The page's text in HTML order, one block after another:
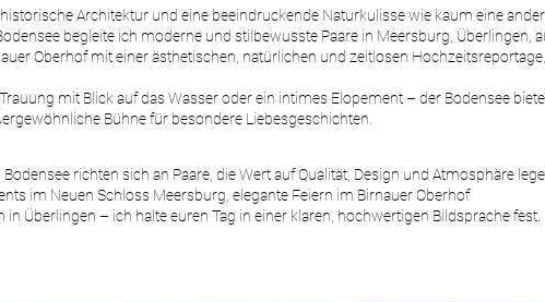
Architektur und eine beeindruckende Naturkulisse wie kaum eine
begleite ich moderne und stilbewusste Paare in Meersburg, Überlingen,
Oberhof mit einer ästhetischen, natürlichen und zeitlosen Hochzeitsreportage.
mit Blick auf das Wasser oder ein intimes Elopement – der Bodensee
Bühne für besondere Liebesgeschichten.
richten sich an Paare, die Wert auf Qualität, Design und Atmosphäre
im Neuen Schloss Meersburg, elegante Feiern im Birnauer Oberhof
Überlingen – ich halte euren Tag in einer klaren, hochwertigen Bildsprache fest.